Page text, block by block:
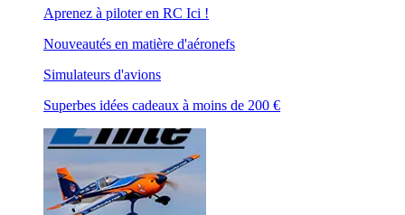
Aprenez à piloter en RC Ici !
Nouveautés en matière d'aéronefs
Simulateurs d'avions
Superbes idées cadeaux à moins de 200 €